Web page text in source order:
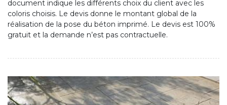
document indique les différents choix du client avec les
coloris choisis. Le devis donne le montant global de la
réalisation de la pose du béton imprimé. Le devis est 100%
gratuit et la demande n’est pas contractuelle.